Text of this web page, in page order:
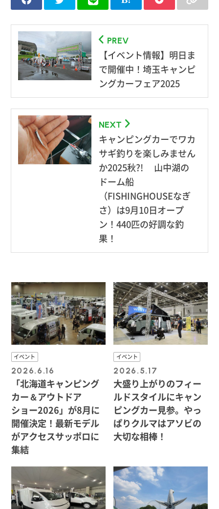
PREV
【イベント情報】明日ま
で開催中！埼玉キャンピ
ングカーフェア2025
NEXT
キャンピングカーでワカ
サギ釣りを楽しみません
か2025秋?! 山中湖の
ドーム船
（FISHINGHOUSEなぎ
さ）は9月10日オープ
ン！440匹の好調な釣
果！
イベント
2026.6.16
「北海道キャンピング
カー＆アウトドア
ショー2026」が8月に
開催決定！最新モデル
がアクセスサッポロに
集結
イベント
2026.5.17
大盛り上がりのフィー
ルドスタイルにキャン
ピングカー見参。やっ
ぱりクルマはアソビの
大切な相棒！